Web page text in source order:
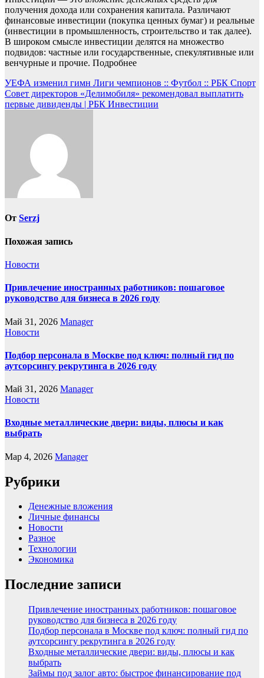
получения дохода или сохранения капитала. Различают
финансовые инвестиции (покупка ценных бумаг) и реальные
(инвестиции в промышленность, строительство и так далее).
В широком смысле инвестиции делятся на множество
подвидов: частные или государственные, спекулятивные или
венчурные и прочие. Подробнее
Навигация
по
УЕФА изменил гимн Лиги чемпионов :: Футбол :: РБК Спорт
Совет директоров «Делимобиля» рекомендовал выплатить
первые дивиденды | РБК Инвестиции
От Serzj
Похожая запись
Новости
Привлечение иностранных работников: пошаговое
руководство для бизнеса в 2026 году
Май 31, 2026 Manager
Новости
Подбор персонала в Москве под ключ: полный гид по
аутсорсингу рекрутинга в 2026 году
Май 31, 2026 Manager
Новости
Входные металлические двери: виды, плюсы и как
выбрать
Мар 4, 2026 Manager
Рубрики
Денежные вложения
Личные финансы
Новости
Разное
Технологии
Экономика
Последние записи
Привлечение иностранных работников: пошаговое
руководство для бизнеса в 2026 году
Подбор персонала в Москве под ключ: полный гид по
аутсорсингу рекрутинга в 2026 году
Входные металлические двери: виды, плюсы и как
выбрать
Займы под залог авто: быстрое финансирование под